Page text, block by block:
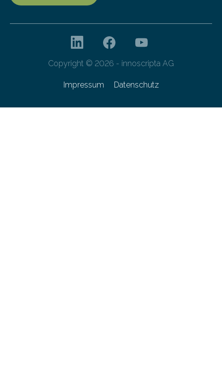
Copyright © 2026 - innoscripta AG
Impressum Datenschutz